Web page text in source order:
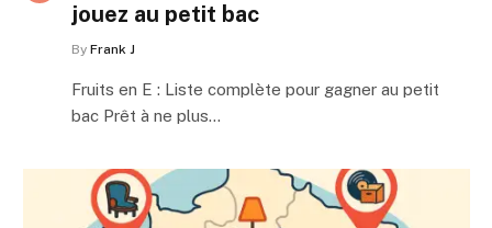
jouez au petit bac
By Frank J
Fruits en E : Liste complète pour gagner au petit
bac Prêt à ne plus…